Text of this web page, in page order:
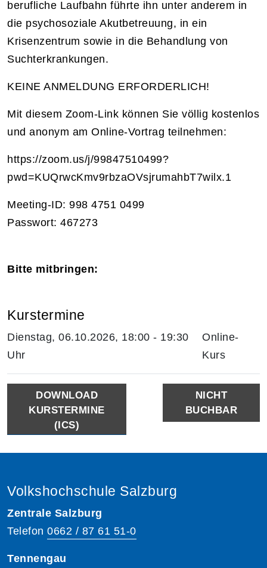
berufliche Laufbahn führte ihn unter anderem in
die psychosoziale Akutbetreuung, in ein
Krisenzentrum sowie in die Behandlung von
Suchterkrankungen.
KEINE ANMELDUNG ERFORDERLICH!
Mit diesem Zoom-Link können Sie völlig kostenlos
und anonym am Online-Vortrag teilnehmen:
https://zoom.us/j/99847510499?
pwd=KUQrwcKmv9rbzaOVsjrumahbT7wilx.1
Meeting-ID: 998 4751 0499
Passwort: 467273
Bitte mitbringen:
Kurstermine
Dienstag, 06.10.2026, 18:00 - 19:30
Uhr
Online-
Kurs
DOWNLOAD
KURSTERMINE
(ICS)
NICHT
BUCHBAR
Volkshochschule Salzburg
Zentrale Salzburg
Telefon 0662 / 87 61 51-0
Tennengau